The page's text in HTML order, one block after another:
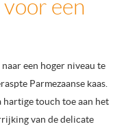
voor een
een hoger niveau te
Parmezaanse kaas.
hartige touch toe aan het
van de delicate